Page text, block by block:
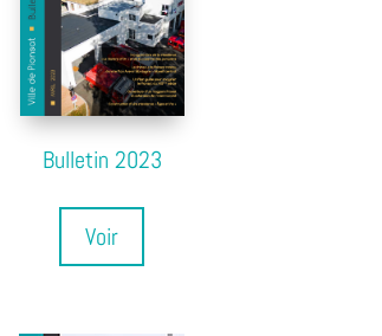
Bulletin 2023
Voir